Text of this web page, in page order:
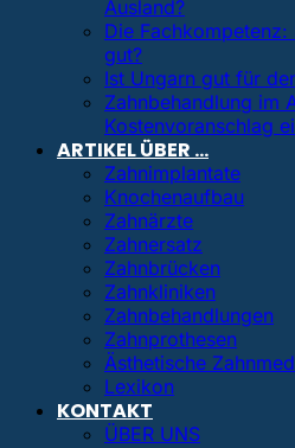
Ausland?
Die
gut?
Ist Ungarn gut für
Zahnbehandlung im
Kostenvoranschlag
ARTIKEL ÜBER …
Zahnimplantate
Knochenaufbau
Zahnärzte
Zahnersatz
Zahnbrücken
Zahnkliniken
Zahnbehandlungen
Zahnprothesen
Ästhetische
Lexikon
KONTAKT
ÜBER UNS